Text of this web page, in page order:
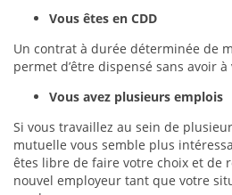
Vous êtes en CDD
Un contrat à durée déterminée de
permet d’être dispensé sans avoir
Vous avez plusieurs emplois
Si vous travaillez au sein de
mutuelle vous semble plus
êtes libre de faire votre choix et de
nouvel employeur tant que votre